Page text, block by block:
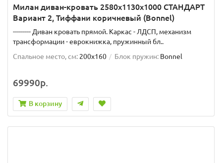
Милан диван-кровать 2580х1130х1000 СТАНДАРТ
Вариант 2, Тиффани коричневый (Bonnel)
--------- Диван кровать прямой. Каркас - ЛДСП, механизм
трансформации - еврокнижка, пружинный бл..
Спальное место, см: 200x160 Блок пружин: Bonnel
69990р.
В корзину